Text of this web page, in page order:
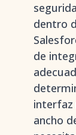
dentro
de
interfaz
ancho